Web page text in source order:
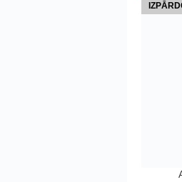
LASĪT